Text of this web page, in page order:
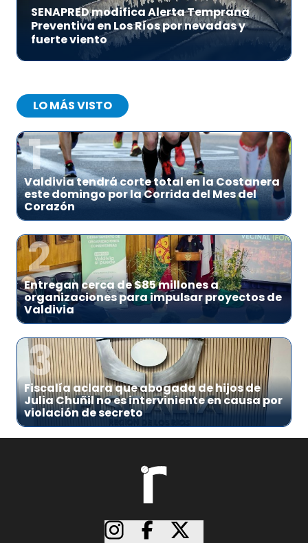
SENAPRED modifica Alerta Temprana
Preventiva en Los Ríos por nevadas y
fuerte viento
LO MÁS VISTO
1
Valdivia tendrá corte total en la Costanera
este domingo por la Corrida del Mes del
Corazón
2
Entregan cerca de $85 millones a
organizaciones para impulsar proyectos de
Valdivia
3
Fiscalía aclara que abogada de hijos de
Julia Chuñil no es interviniente en causa por
violación de secreto